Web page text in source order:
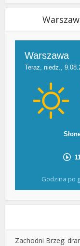
Godzina po
Zachodni Brzeg: